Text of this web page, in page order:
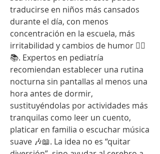
traducirse en niños más cansados
durante el día, con menos
concentración en la escuela, más
irritabilidad y cambios de humor 😵‍💫
📚. Expertos en pediatría
recomiendan establecer una rutina
nocturna sin pantallas al menos una
hora antes de dormir,
sustituyéndolas por actividades más
tranquilas como leer un cuento,
platicar en familia o escuchar música
suave 🎶📖. La idea no es “quitar